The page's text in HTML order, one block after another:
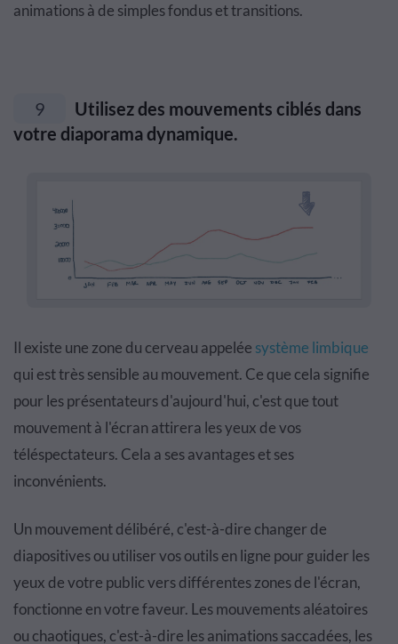
animations à de simples fondus et transitions.
9
Utilisez des mouvements ciblés dans
votre diaporama dynamique.
Il existe une zone du cerveau appelée système limbique
qui est très sensible au mouvement. Ce que cela signifie
pour les présentateurs d'aujourd'hui, c'est que tout
mouvement à l'écran attirera les yeux de vos
téléspectateurs. Cela a ses avantages et ses
inconvénients.
Un mouvement délibéré, c'est-à-dire changer de
diapositives ou utiliser vos outils en ligne pour guider les
yeux de votre public vers différentes zones de l'écran,
fonctionne en votre faveur. Les mouvements aléatoires
ou chaotiques, c'est-à-dire les animations saccadées, les